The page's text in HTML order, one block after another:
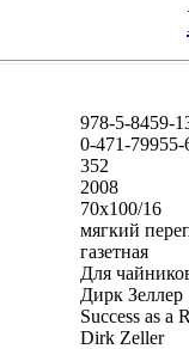
978-5-8459-
0-471-79955-
352
2008
70x100/16
мягкий
газетная
Для
Дирк Зеллер
Success as a
Dirk Zeller